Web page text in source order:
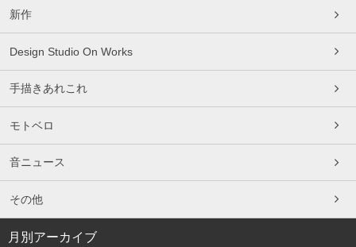
新作
Design Studio On Works
手描きあれこれ
モトベロ
音ニュース
その他
月別アーカイブ